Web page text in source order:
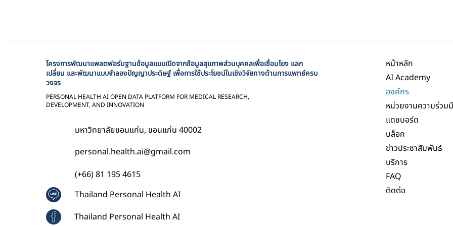
โครงการพัฒนาแพลตฟอร์มฐานข้อมูลแบบเปิดจากข้อมูลสุขภาพส่วนบุคคลเพื่อเชื่อมโยง แลก
เปลี่ยน และพัฒนาแบบจำลองปัญญาประดิษฐ์ เพื่อการใช้ประโยชน์ในเชิงวิจัยทางด้านการแพทย์ครบ
วงจร
PERSONAL HEALTH AI OPEN DATA PLATFORM FOR MEDICAL RESEARCH,
DEVELOPMENT, AND INNOVATION
มหาวิทยาลัยขอนแก่น, ขอนแก่น 40002
personal.health.ai@gmail.com
(+66) 81 195 4615
Thailand Personal Health AI
Thailand Personal Health AI
หน้าหลัก
AI Academy
องค์กร
หน่วยงานความร่วม
แดชบอร์ด
บล็อก
ข่าวประชาสัมพันธ์
บริการ
FAQ
ติดต่อ